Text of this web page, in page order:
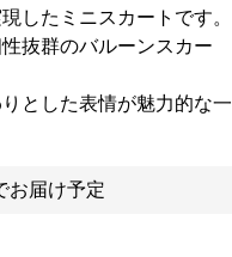
したミニスカートです。
抜群のバルーンスカー
とした表情が魅力的な一
お届け予定